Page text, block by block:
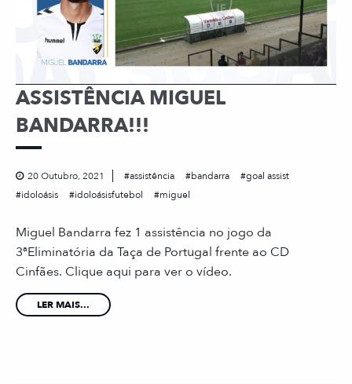
ASSISTÊNCIA MIGUEL
BANDARRA!!!
20 Outubro, 2021 assistência bandarra
goal assist
idoloásis
idoloásisfutebol miguel
Miguel Bandarra fez 1 assistência no jogo da
3ªEliminatória da Taça de Portugal frente ao CD
Cinfães. Clique aqui para ver o vídeo.
LER MAIS...